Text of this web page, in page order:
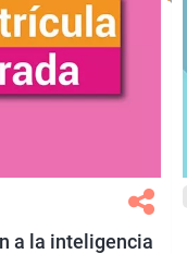
a la inteligencia